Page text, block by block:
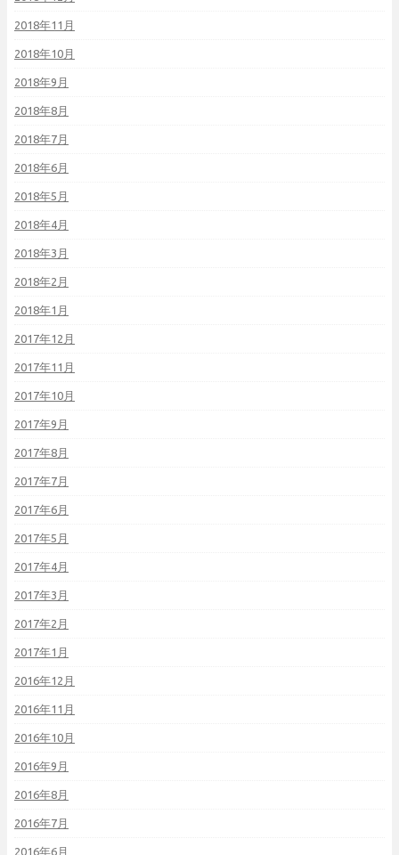
2018年11月
2018年10月
2018年9月
2018年8月
2018年7月
2018年6月
2018年5月
2018年4月
2018年3月
2018年2月
2018年1月
2017年12月
2017年11月
2017年10月
2017年9月
2017年8月
2017年7月
2017年6月
2017年5月
2017年4月
2017年3月
2017年2月
2017年1月
2016年12月
2016年11月
2016年10月
2016年9月
2016年8月
2016年7月
2016年6月